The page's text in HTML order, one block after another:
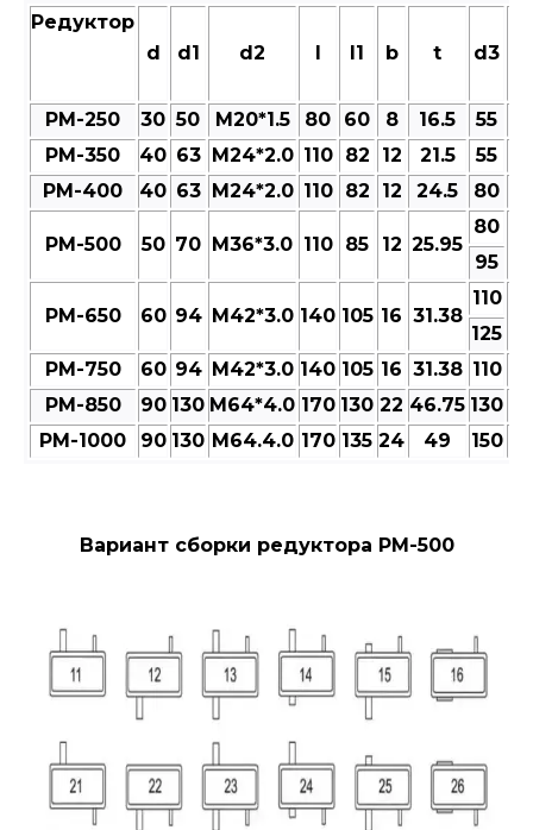
Редуктор
d
d1 d2 l l1 b t d3
РМ-250 30 50 M20*1.5 80 60 8 16.5 55
РМ-350
40 63 M24*2.0 110 82 12 21.5 55
РМ-400
40 63 M24*2.0 110 82 12 24.5 80
РМ-500 50 70 M36*3.0 110 85 12 25.95
80
95
РМ-650 60 94 M42*3.0 140 105 16 31.38
110
125
РМ-750
60 94 M42*3.0 140 105 16 31.38 110
РМ-850
90 130 M64*4.0 170 130 22 46.75 130
РМ-1000
90 130 M64.4.0 170 135 24 49 150
Вариант сборки редуктора РМ-500